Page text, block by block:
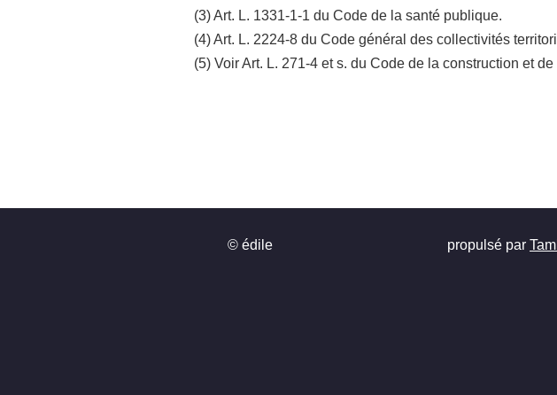
(3) Art. L. 1331-1-1 du Code de la santé publique.
(4) Art. L. 2224-8 du Code général des collectivités
(5) Voir Art. L. 271-4 et s. du Code de la construction et de
© édile propulsé par